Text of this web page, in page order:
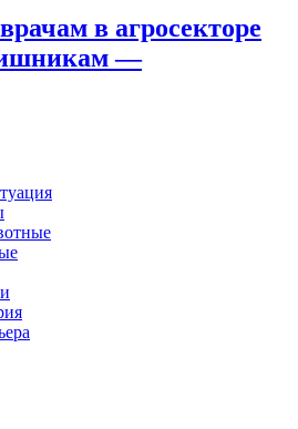
в агросекторе
—